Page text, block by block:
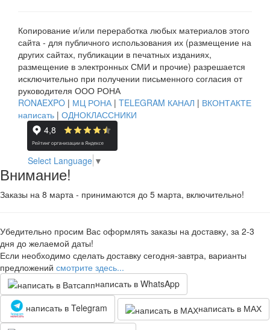
Копирование и/или переработка любых материалов этого
сайта - для публичного использования их (размещение на
других сайтах, публикации в печатных изданиях,
размещение в электронных СМИ и прочие) разрешается
исключительно при получении письменного согласия от
руководителя ООО РОНА
RONAEXPO | МЦ РОНА | TELEGRAM КАНАЛ | ВКОНТАКТЕ
написать | ОДНОКЛАССНИКИ
Select Language ▼
Внимание!
Заказы на 8 марта - принимаются до 5 марта, включительно!
Убедительно просим Вас оформлять заказы на доставку, за 2-3
дня до желаемой даты!
Если необходимо сделать доставку сегодня-завтра, варианты
предложений смотрите здесь...
написать в WhatsApp
написать в Telegram
написать в МАХ